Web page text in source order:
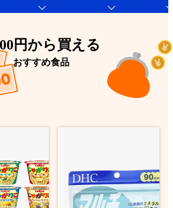
円から買える
おすすめ食品